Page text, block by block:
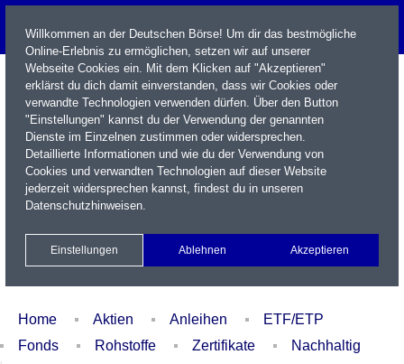
Name / WKN / ISIN / Kürzel
Xetra Realtime
Watchlist Portfolio Login
Home Aktien Anleihen
ETF/ETP
Fonds
Rohstoffe Zertifikate
Nachhaltig
Willkommen an der Deutschen Börse! Um dir das bestmögliche
Online-Erlebnis zu ermöglichen, setzen wir auf unserer
Webseite Cookies ein. Mit dem Klicken auf "Akzeptieren"
erklärst du dich damit einverstanden, dass wir Cookies oder
verwandte Technologien verwenden dürfen. Über den Button
"Einstellungen" kannst du der Verwendung der genannten
Dienste im Einzelnen zustimmen oder widersprechen.
Detaillierte Informationen und wie du der Verwendung von
Cookies und verwandten Technologien auf dieser Website
jederzeit widersprechen kannst, findest du in unseren
Datenschutzhinweisen.
Einstellungen Ablehnen Akzeptieren